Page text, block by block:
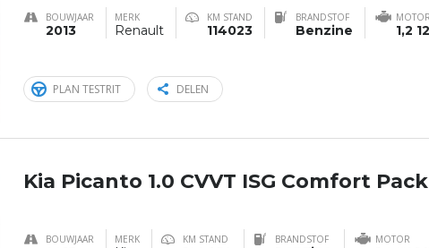
BOUWJAAR
2013
MERK
Renault
KM STAND
114023
BRANDSTOF
Benzine
MOTOR
1,2
PLAN TESTRIT DELEN
Kia Picanto 1.0 CVVT ISG Comfort Pack
BOUWJAAR MERK KM STAND BRANDSTOF MOTOR